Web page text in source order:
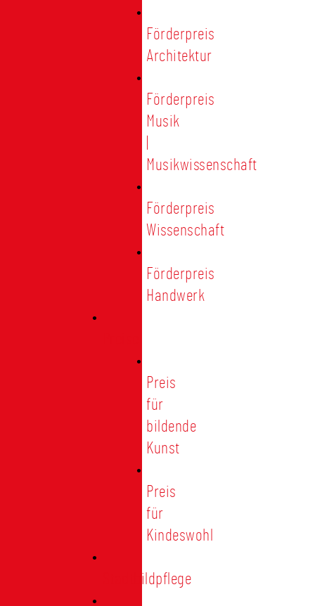
Förderpreis
Architektur
Förderpreis
Musik
Musikwissenschaft
Förderpreis
Wissenschaft
Förderpreis
Handwerk
Preis
für
bildende
Kunst
Preis
für
Kindeswohl
Stadtbildpflege